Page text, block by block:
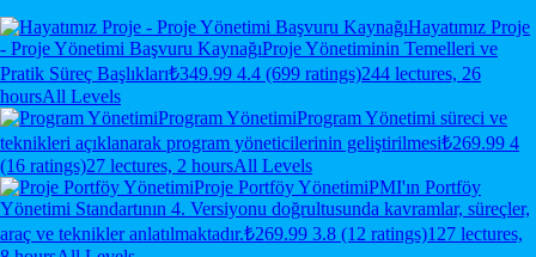
Hayatımız Proje
- Proje Yönetimi Başvuru KaynağıProje Yönetiminin Temelleri ve
Pratik Süreç Başlıkları₺349.99 4.4 (699 ratings)244 lectures, 26
hoursAll Levels
Program YönetimiProgram Yönetimi süreci ve
teknikleri açıklanarak program yöneticilerinin geliştirilmesi₺269.99 4
(16 ratings)27 lectures, 2 hoursAll Levels
Proje Portföy YönetimiPMI'ın Portföy
Yönetimi Standartının 4. Versiyonu doğrultusunda kavramlar, süreçler,
araç ve teknikler anlatılmaktadır.₺269.99 3.8 (12 ratings)127 lectures,